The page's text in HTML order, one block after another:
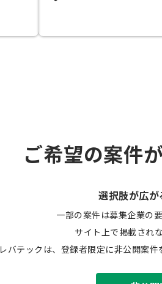
ご希望の案件
選択肢が広が
一部の案件は募集企業の
サイト上で掲載され
レバテックは、登録者限定に非公開案